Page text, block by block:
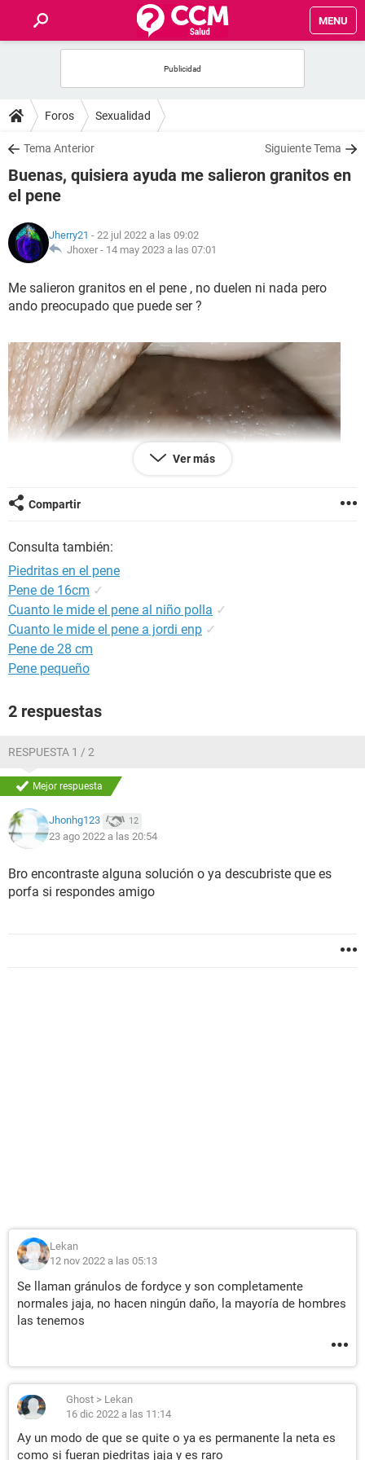
MENU
FOROS
SALUD
FAMILIA
NUTRICIÓN
SEXUALIDAD
GLOSARIO
Foros Sexualidad
Tema Anterior Siguiente Tema
Buenas, quisiera ayuda me salieron granitos en
el pene
Jherry21 - 22 jul 2022 a las 09:02
Jhoxer - 14 may 2023 a las 07:01
Me salieron granitos en el pene , no duelen ni nada pero
ando preocupado que puede ser ?
Ver más
Compartir
Consulta también:
Piedritas en el pene
Pene de 16cm ✓
Cuanto le mide el pene al niño polla ✓
Cuanto le mide el pene a jordi enp ✓
Pene de 28 cm
Pene pequeño
2 respuestas
RESPUESTA 1 / 2
Mejor respuesta
Jhonhg123 12
23 ago 2022 a las 20:54
Bro encontraste alguna solución o ya descubriste que es
porfa si respondes amigo
Lekan
12 nov 2022 a las 05:13
Se llaman gránulos de fordyce y son completamente
normales jaja, no hacen ningún daño, la mayoría de hombres
las tenemos
Ghost > Lekan
16 dic 2022 a las 11:14
Ay un modo de que se quite o ya es permanente la neta es
como si fueran piedritas jaja y es raro